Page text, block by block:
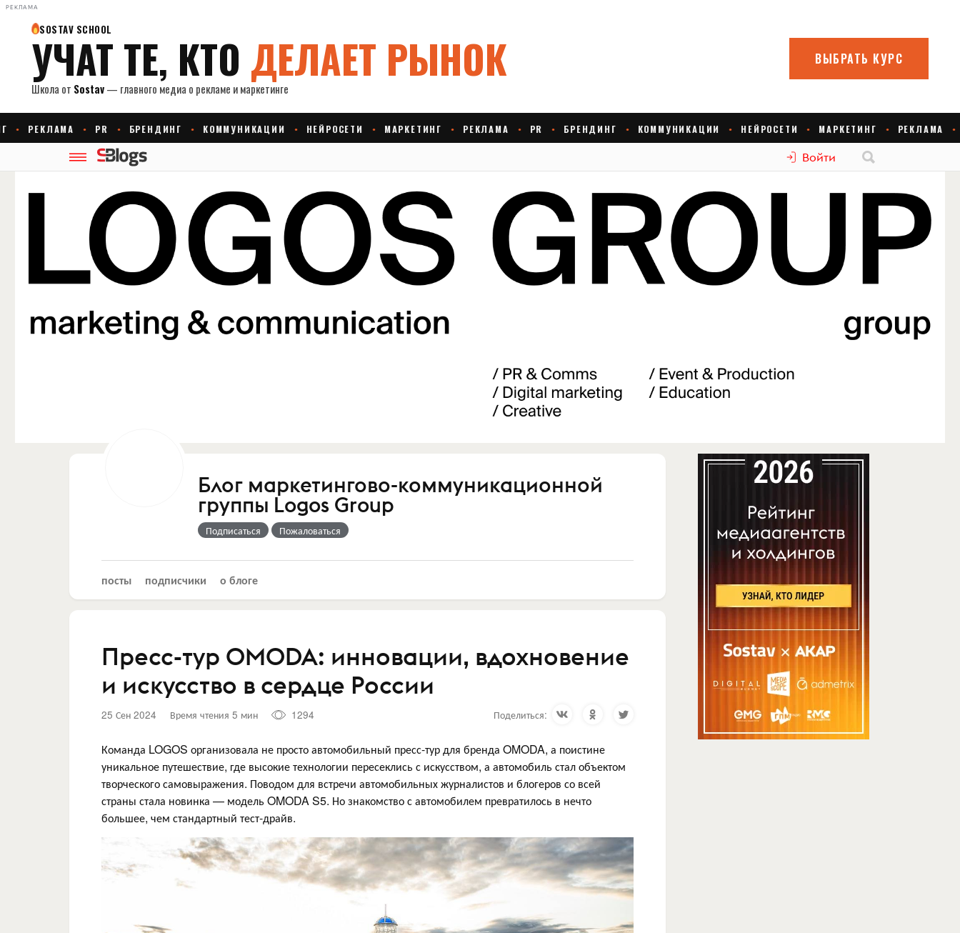
РЕКЛАМА
Войти
Блог маркетингово-коммуникационной
группы Logos Group
Подписаться Пожаловаться
посты подписчики о блоге
Пресс-тур OMODA: инновации, вдохновение
и искусство в сердце России
25 Сен 2024 Время чтения 5 мин 1294 Поделиться:
Команда LOGOS организовала не просто автомобильный пресс-тур для бренда OMODA, а поистине
уникальное путешествие, где высокие технологии пересеклись с искусством, а автомобиль стал объектом
творческого самовыражения. Поводом для встречи автомобильных журналистов и блогеров со всей
страны стала новинка — модель OMODA S5. Но знакомство с автомобилем превратилось в нечто
большее, чем стандартный тест-драйв.